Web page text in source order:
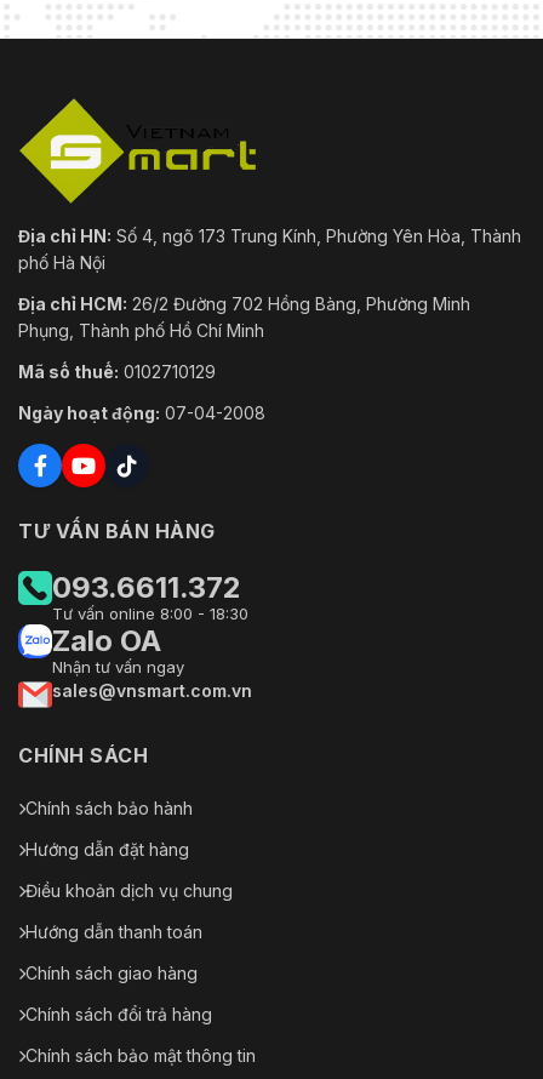
Địa chỉ HN: Số 4, ngõ 173 Trung Kính, Phường Yên Hòa, Thành
phố Hà Nội
Địa chỉ HCM: 26/2 Đường 702 Hồng Bàng, Phường Minh
Phụng, Thành phố Hồ Chí Minh
Mã số thuế: 0102710129
Ngày hoạt động: 07-04-2008
TƯ VẤN BÁN HÀNG
093.6611.372
Tư vấn online 8:00 - 18:30
Zalo OA
Nhận tư vấn ngay
sales@vnsmart.com.vn
CHÍNH SÁCH
Chính sách bảo hành
Hướng dẫn đặt hàng
Điều khoản dịch vụ chung
Hướng dẫn thanh toán
Chính sách giao hàng
Chính sách đổi trả hàng
Chính sách bảo mật thông tin